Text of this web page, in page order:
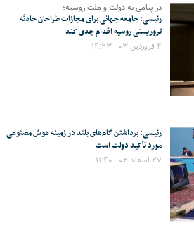
در پیامی به دولت و ملت روسیه؛
رئیسی: جامعه جهانی برای مجازات طراحان حادثه
تروریستی روسیه اقدام جدی کند
۴ فروردین ۰۳ - ۱۴:۲۳
رئیسی: برداشتن گام‌های بلند در زمینه هوش مصنوعی
مورد تأکید دولت است
۲۷ اسفند ۰۲ - ۱۱:۴۰